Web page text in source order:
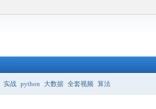
实战 python 大数据 全套视频 算法